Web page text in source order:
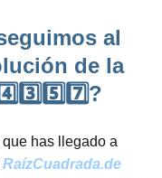
al
de la
has llegado a
RaízCuadrada.de